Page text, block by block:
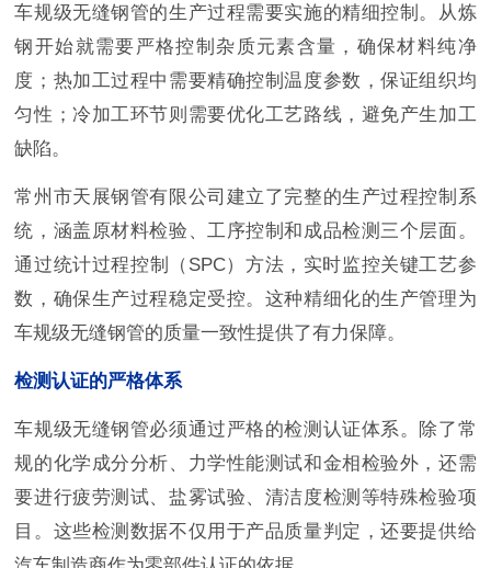
车规级无缝钢管的生产过程需要实施的精细控制。从炼
钢开始就需要严格控制杂质元素含量，确保材料纯净
度；热加工过程中需要精确控制温度参数，保证组织均
匀性；冷加工环节则需要优化工艺路线，避免产生加工
缺陷。
常州市天展钢管有限公司建立了完整的生产过程控制系
统，涵盖原材料检验、工序控制和成品检测三个层面。
通过统计过程控制（SPC）方法，实时监控关键工艺参
数，确保生产过程稳定受控。这种精细化的生产管理为
车规级无缝钢管的质量一致性提供了有力保障。
检测认证的严格体系
车规级无缝钢管必须通过严格的检测认证体系。除了常
规的化学成分分析、力学性能测试和金相检验外，还需
要进行疲劳测试、盐雾试验、清洁度检测等特殊检验项
目。这些检测数据不仅用于产品质量判定，还要提供给